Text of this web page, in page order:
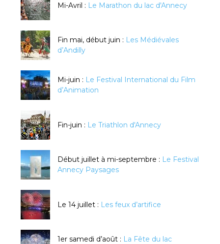
Mi-Avril : Le Marathon du lac d'Annecy
Fin mai, début juin : Les Médiévales
d’Andilly
Mi-juin : Le Festival International du Film
d’Animation
Fin-juin : Le Triathlon d'Annecy
Début juillet à mi-septembre : Le Festival
Annecy Paysages
Le 14 juillet : Les feux d’artifice
1er samedi d’août : La Fête du lac